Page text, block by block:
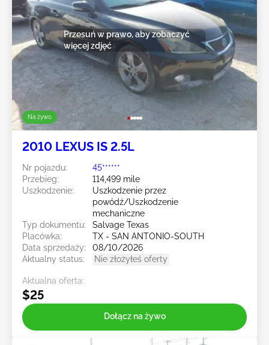
Na żywo
Przesuń w prawo, aby zobaczyć
więcej zdjęć
2010 LEXUS IS 2.5L
Nr pojazdu:
45******
Przebieg:
114,499 mile
Uszkodzenie:
Uszkodzenie przez
powódź/Uszkodzenie
mechaniczne
Typ dokumentu:
Salvage Texas
Placówka:
TX - SAN ANTONIO-SOUTH
Data sprzedaży:
08/10/2026
Aktualny status:
Nie złożyłeś oferty
Aktualna oferta:
$25
Dołącz na żywo